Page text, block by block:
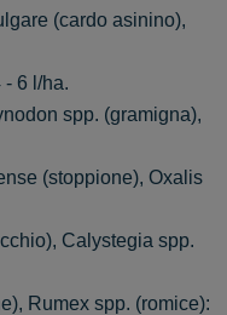
(cardo asinino),
- 6 l/ha.
spp. (gramigna),
(stoppione), Oxalis
Calystegia spp.
Rumex spp. (romice):